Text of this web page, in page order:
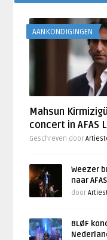
AANKONDIGINGEN
Mahsun
concert in AFAS
Geschreven door
Weezer
naar
door
BLØF